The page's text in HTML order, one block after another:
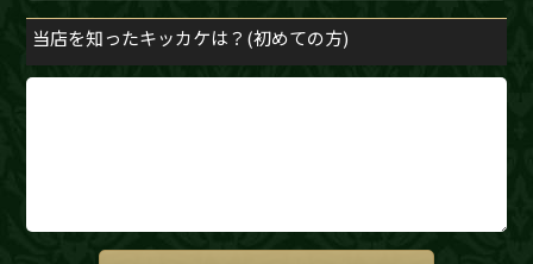
当店を知ったキッカケは？(初めての方)